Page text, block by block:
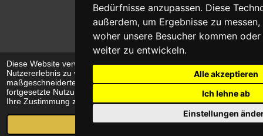
Diese Website verwendet Cookies, um Ihr
Nutzererlebnis zu verbessern und
maßgeschneiderte Anzeigen anzuzeigen. Die
fortgesetzte Nutzung dieser Website bestätigt
Ihre Zustimmung zur Verwendung von Cookies.
Ich stimme zu
Bedürfnisse anzupassen. Diese
außerdem, um Ergebnisse zu
woher unsere Besucher kommen
weiter zu entwickeln.
Alle akzeptieren
Ich lehne ab
Einstellungen